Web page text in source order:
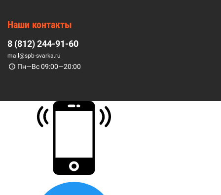
Наши контакты
8 (812) 244-91-60
mail@spb-svarka.ru
Пн—Вс 09:00—20:00